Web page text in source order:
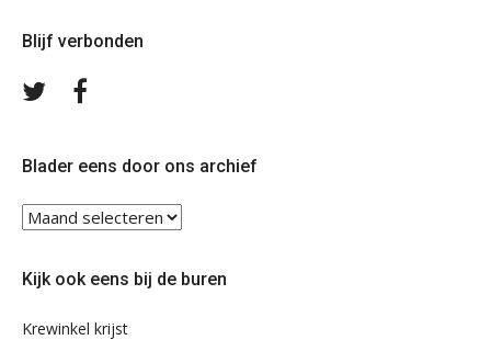
Blijf verbonden
Volg
Blader eens door ons archief
Blader
eens
ons
Kijk ook eens bij de buren
Krewinkel krijst